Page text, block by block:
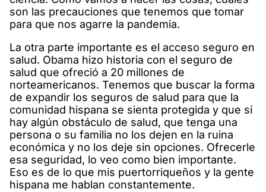
son las precauciones que tenemos que tomar
para que nos agarre la pandemia.
La otra parte importante es el acceso seguro en
salud. Obama hizo historia con el seguro de
salud que ofreció a 20 millones de
norteamericanos. Tenemos que buscar la forma
de expandir los seguros de salud para que la
comunidad hispana se sienta protegida y que sí
hay algún obstáculo de salud, que tenga una
persona o su familia no los dejen en la ruina
económica y no los deje sin opciones. Ofrecerle
esa seguridad, lo veo como bien importante.
Eso es de lo que mis puertorriqueños y la gente
hispana me hablan constantemente.